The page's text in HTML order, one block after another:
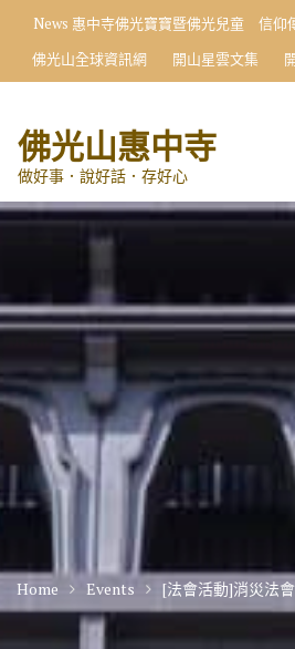
content
News 惠中寺佛光寶寶暨佛光兒童 信仰
佛光山全球資訊網
開山星雲文集
佛光山惠中寺
做好事．說好話．存好心
Home Events [法會活動]消災法會